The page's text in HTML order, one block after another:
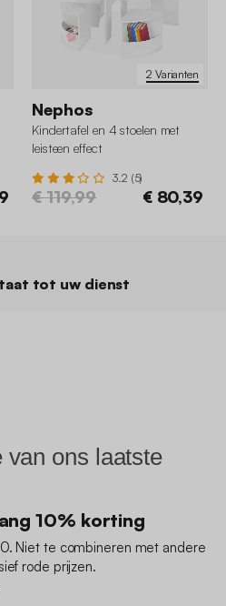
2 Varianten
Nephos
Kindertafel en 4 stoelen met
leisteen effect
3.2 (5)
€ 119,99 € 80,39
tot uw dienst
van ons laatste
10% korting
Niet te combineren met andere
rode prijzen.